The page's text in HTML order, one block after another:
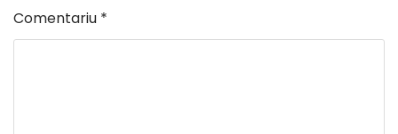
Comentariu *